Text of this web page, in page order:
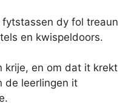
dy fol treaun
en kwispeldoors.
krije, en om dat it krekt
de leerlingen it